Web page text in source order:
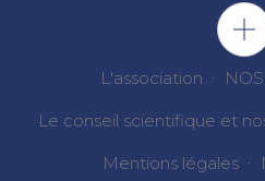
L'association
Le conseil scientifique et
Mentions légales